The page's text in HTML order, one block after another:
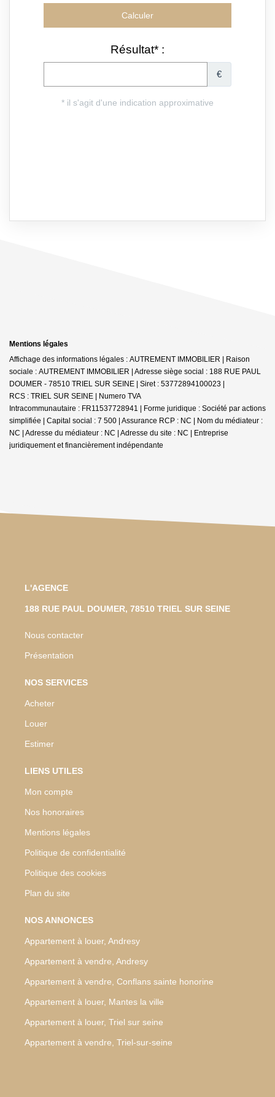
Mentions légales
Affichage des informations légales : AUTREMENT IMMOBILIER | Raison
sociale : AUTREMENT IMMOBILIER | Adresse siège social : 188 RUE PAUL
DOUMER - 78510 TRIEL SUR SEINE | Siret : 53772894100023 |
RCS : TRIEL SUR SEINE | Numero TVA
Intracommunautaire : FR11537728941 | Forme juridique : Société par actions
simplifiée | Capital social : 7 500 | Assurance RCP : NC | Nom du médiateur :
NC | Adresse du médiateur : NC | Adresse du site : NC | Entreprise
juridiquement et financièrement indépendante
L'AGENCE
188 RUE PAUL DOUMER, 78510 TRIEL SUR SEINE
Nous contacter
Présentation
NOS SERVICES
Acheter
Louer
Estimer
LIENS UTILES
Mon compte
Nos honoraires
Mentions légales
Politique de confidentialité
Politique des cookies
Plan du site
NOS ANNONCES
Appartement à louer, Andresy
Appartement à vendre, Andresy
Appartement à vendre, Conflans sainte honorine
Appartement à louer, Mantes la ville
Appartement à louer, Triel sur seine
Appartement à vendre, Triel-sur-seine